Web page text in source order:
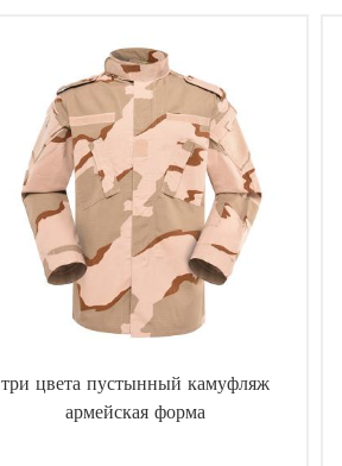
три цвета пустынный камуфляж
армейская форма